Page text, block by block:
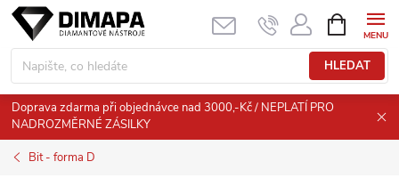
Přejít
obsah
HLEDAT
NÁKUPNÍ
KOŠÍK
Doprava zdarma při objednávce nad 3000,-Kč / NEPLATÍ PRO
NADROZMĚRNÉ ZÁSILKY
Bit - forma D